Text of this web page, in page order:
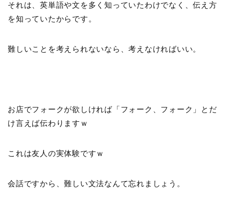
それは、英単語や文を多く知っていたわけでなく、伝え方
を知っていたからです。
難しいことを考えられないなら、考えなければいい。
お店でフォークが欲しければ「フォーク、フォーク」とだ
け言えば伝わりますｗ
これは友人の実体験ですｗ
会話ですから、難しい文法なんて忘れましょう。